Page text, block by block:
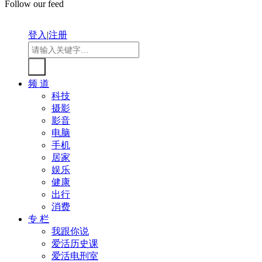
Follow our feed
登入|注册
频 道
科技
摄影
影音
电脑
手机
居家
娱乐
健康
出行
消费
专 栏
我跟你说
爱活历史课
爱活电刑室